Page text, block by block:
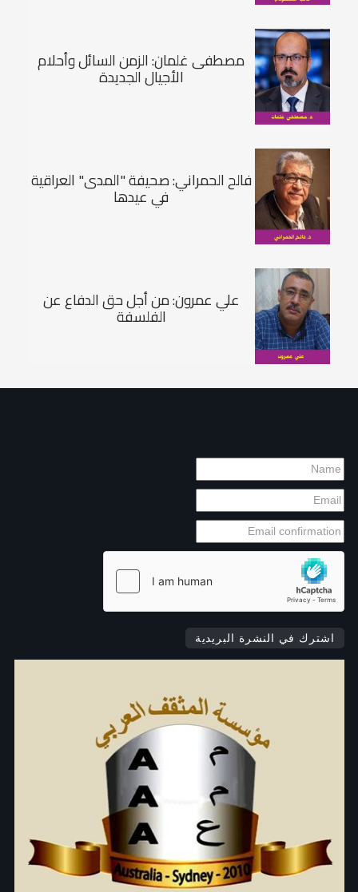
مصطفى غلمان: الزمن السائل وأحلام
الأجيال الجديدة
فالح الحمراني: صحيفة "المدى" العراقية
في عيدها
علي عمرون: من أجل حق الدفاع عن
الفلسفة
اشترك في النشرة البريدية